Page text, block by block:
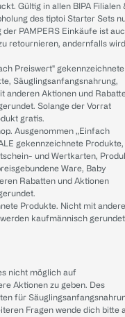
Gültig in allen BIPA Filialen
des tiptoi Starter Sets
PAMPERS Einkäufe ist
retournieren, andernfalls wird
Preiswert" gekennzeichnete
Säuglingsanfangsnahrung,
anderen Aktionen und
Solange der Vorrat
gratis.
Ausgenommen „Einfach
gekennzeichnete Produkte,
und Wertkarten,
Ware, Baby
Rabatten und Aktionen
Produkte. Nicht mit
kaufmännisch
nicht möglich auf
Aktionen zu geben. Des
für
Fragen wende dich bitte